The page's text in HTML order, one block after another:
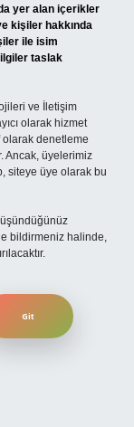
yer alan içerikler
kişiler hakkında
ile isim
taslak
ve İletişim
olarak hizmet
denetleme
Ancak, üyelerimiz
siteye üye olarak bu
bildirmeniz halinde,